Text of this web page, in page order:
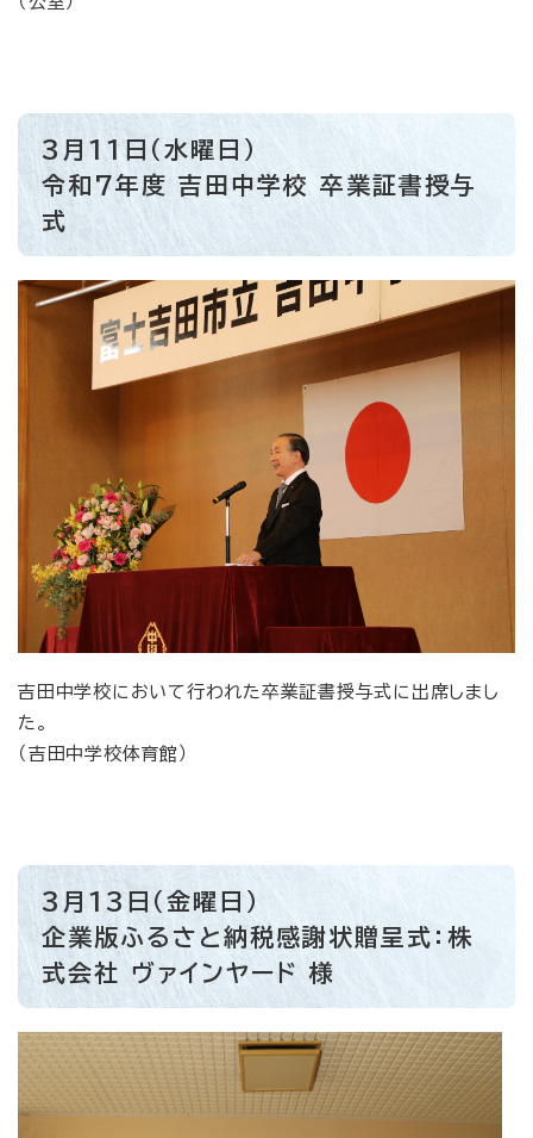
3月11日（水曜日）
令和7年度 吉田中学校 卒業証書授与
式
​吉田中学校において行われた卒業証書授与式に出席しまし
た。
（吉田中学校体育館）
3月13日（金曜日）
企業版ふるさと納税感謝状贈呈式：株
式会社 ヴァインヤード 様